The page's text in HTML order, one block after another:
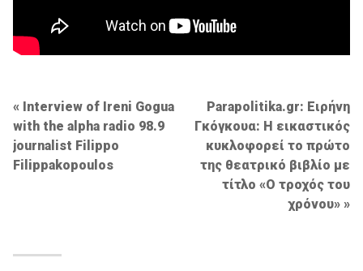
Post
navigation
Interview of Ireni Gogua
with the alpha radio 98.9
journalist Filippo
Filippakopoulos
Parapolitika.gr: Ειρήνη
Γκόγκουα: H εικαστικός
κυκλοφορεί το πρώτο
της θεατρικό βιβλίο με
τίτλο «Ο τροχός του
χρόνου»